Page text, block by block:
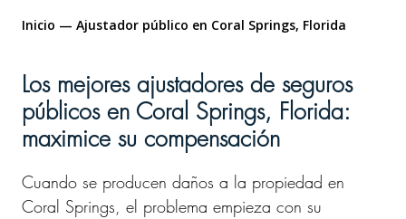
Inicio — Ajustador público en Coral Springs, Florida
Los mejores ajustadores de seguros
públicos en Coral Springs, Florida:
maximice su compensación
Cuando se producen daños a la propiedad en
Coral Springs, el problema empieza con su